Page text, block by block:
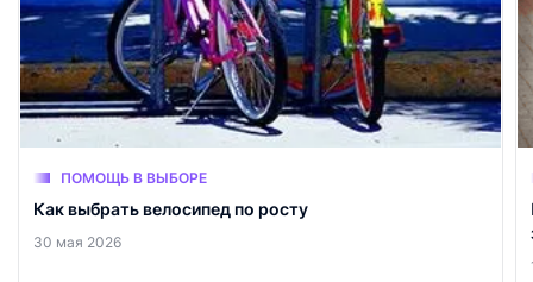
ПОМОЩЬ В ВЫБОРЕ
Как выбрать велосипед по росту
30 мая 2026